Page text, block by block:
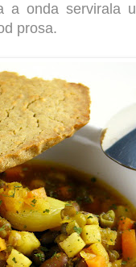
a onda servirala
prosa.